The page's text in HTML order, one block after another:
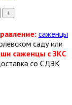
саженцы
саду или
саженцы с ЗКС
со СДЭК